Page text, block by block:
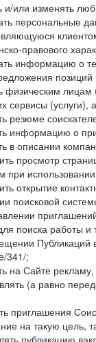
и/или изменять
персональные
правового
информацию о
физическим
сервисы (услуги),
резюме
информацию о
в описании
просмотр
использовании
открытие
поисковой
поиска работы
Публикаций
341/;
на Сайте
(а равно
приглашения
на такую цель,
публикацию